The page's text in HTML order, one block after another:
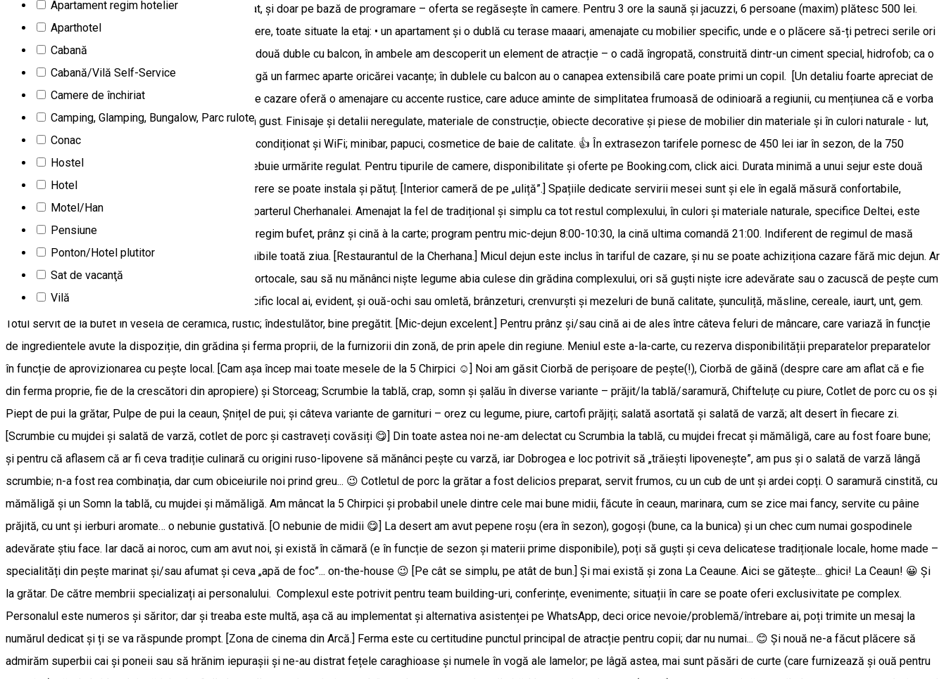
Apartament regim hotelier
Aparthotel
Cabană
Cabană/Vilă Self-Service
Camere de închiriat
Camping, Glamping, Bungalow, Parc rulote
Conac
Hostel
Hotel
Motel/Han
Pensiune
Ponton/Hotel plutitor
Sat de vacanţă
Vilă